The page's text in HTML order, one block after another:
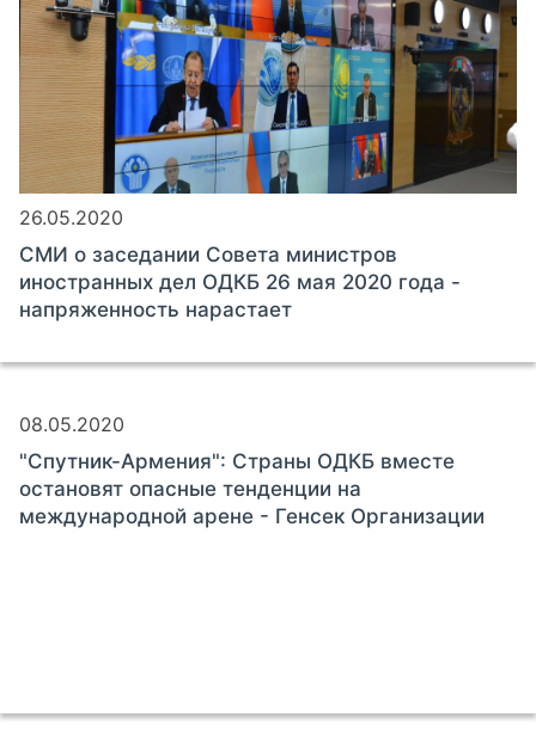
26.05.2020
СМИ о заседании Совета министров
иностранных дел ОДКБ 26 мая 2020 года -
напряженность нарастает
08.05.2020
"Спутник-Армения": Страны ОДКБ вместе
остановят опасные тенденции на
международной арене - Генсек Организации